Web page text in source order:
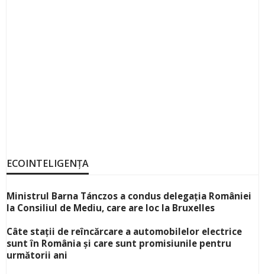
ECOINTELIGENȚA
Ministrul Barna Tánczos a condus delegația României
la Consiliul de Mediu, care are loc la Bruxelles
Câte stații de reîncărcare a automobilelor electrice
sunt în România și care sunt promisiunile pentru
următorii ani